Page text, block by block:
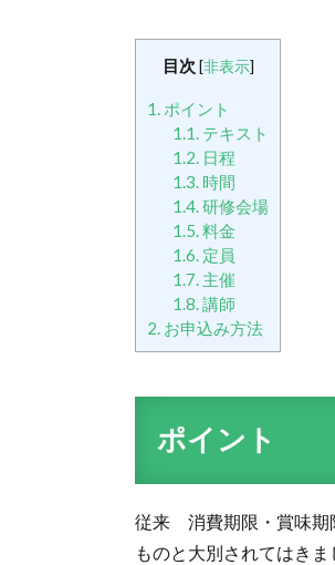
目次 [非表示]
1. ポイント
1.1.テキスト
1.2.日程
1.3.時間
1.4.研修会場
1.5.料金
1.6.定員
1.7.主催
1.8.講師
2. お申込み方法
ポイント
従来 消費期限・賞味
ものと大別されてはき